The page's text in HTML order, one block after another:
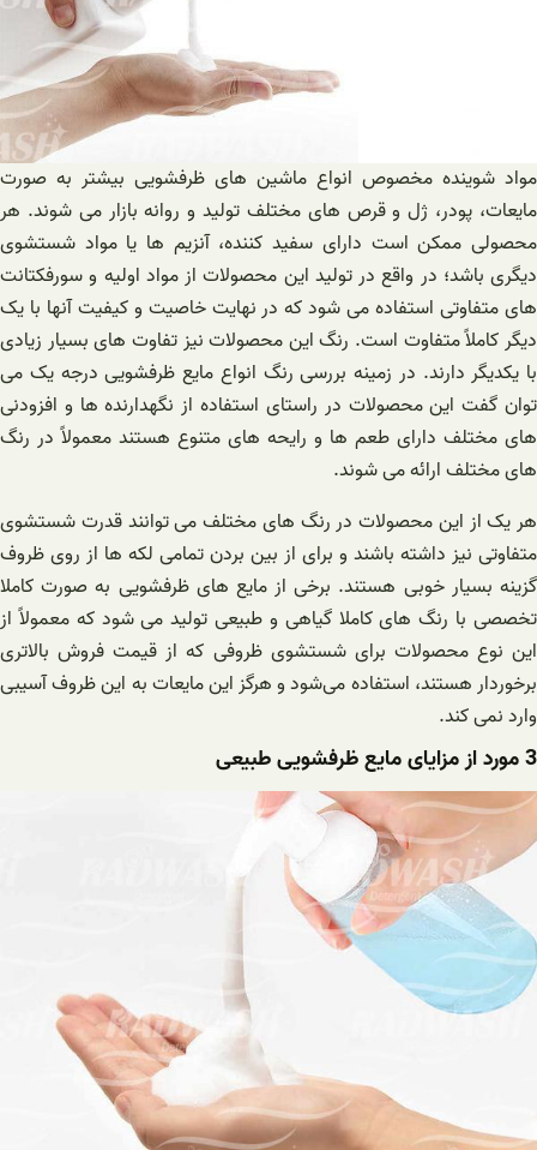
مواد شوینده مخصوص انواع ماشین های ظرفشویی بیشتر به صورت
مایعات، پودر، ژل و قرص های مختلف تولید و روانه بازار می ‌شوند. هر
محصولی ممکن است دارای سفید کننده، آنزیم ها یا مواد شستشوی
دیگری باشد؛ در واقع در تولید این محصولات از مواد اولیه و سورفکتانت
های متفاوتی استفاده می‌ شود که در نهایت خاصیت و کیفیت آنها با یک
دیگر کاملاً متفاوت است. رنگ این محصولات نیز تفاوت های بسیار زیادی
با یکدیگر دارند. در زمینه بررسی رنگ انواع مایع ظرفشویی درجه یک می
توان گفت این محصولات در راستای استفاده از نگهدارنده ها و افزودنی
های مختلف دارای طعم ها و رایحه های متنوع هستند معمولاً در رنگ
های مختلف ارائه می شوند.
هر یک از این محصولات در رنگ های مختلف می ‌توانند قدرت شستشوی
متفاوتی نیز داشته باشند و برای از بین بردن تمامی لکه ها از روی ظروف
گزینه بسیار خوبی هستند. برخی از مایع های ظرفشویی به صورت کاملا
تخصصی با رنگ های کاملا گیاهی و طبیعی تولید می ‌شود که معمولاً از
این نوع محصولات برای شستشوی ظروفی که از قیمت فروش بالاتری
برخوردار هستند، استفاده می‌شود و هرگز این مایعات به این ظروف آسیبی
وارد نمی کند.
3 مورد از مزایای مایع ظرفشویی طبیعی